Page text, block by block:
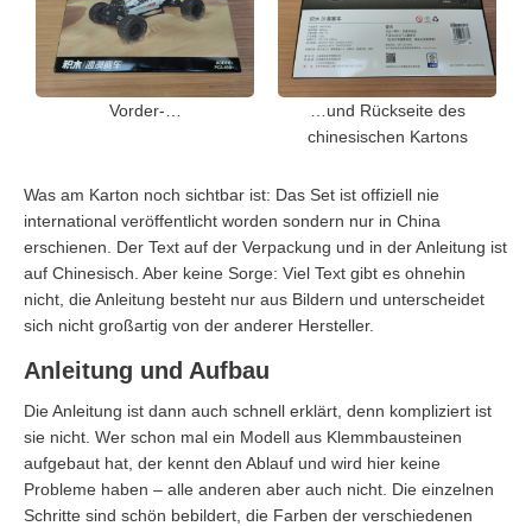
Vorder-…
…und Rückseite des
chinesischen Kartons
Was am Karton noch sichtbar ist: Das Set ist offiziell nie
international veröffentlicht worden sondern nur in China
erschienen. Der Text auf der Verpackung und in der Anleitung ist
auf Chinesisch. Aber keine Sorge: Viel Text gibt es ohnehin
nicht, die Anleitung besteht nur aus Bildern und unterscheidet
sich nicht großartig von der anderer Hersteller.
Anleitung und Aufbau
Die Anleitung ist dann auch schnell erklärt, denn kompliziert ist
sie nicht. Wer schon mal ein Modell aus Klemmbausteinen
aufgebaut hat, der kennt den Ablauf und wird hier keine
Probleme haben – alle anderen aber auch nicht. Die einzelnen
Schritte sind schön bebildert, die Farben der verschiedenen